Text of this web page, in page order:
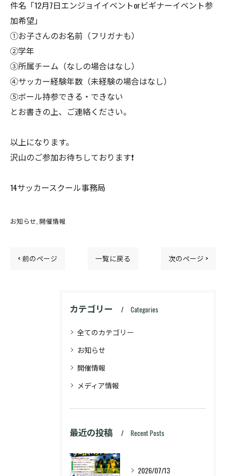
件名「12月7日エンジョイイベントorビギナーイベント参
加希望」
①お子さんのお名前（フリガナも）
②学年
③所属チーム（なしの場合はなし）
④サッカー経験年数（未経験の場合はなし）
⑤ボール持参できる・できない
とお書きの上、ご連絡ください。
以上になります。
沢山のご参加お待ちしております❗️
14サッカースクール事務局
お知らせ 開催情報
< 前のページ 一覧に戻る 次のページ >
カテゴリー Categories
全てのカテゴリー
お知らせ
開催情報
メディア情報
最近の投稿 Recent Posts
2026/07/13